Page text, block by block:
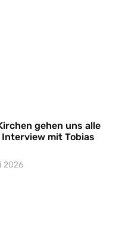
gehen uns alle
Interview mit Tobias
2026